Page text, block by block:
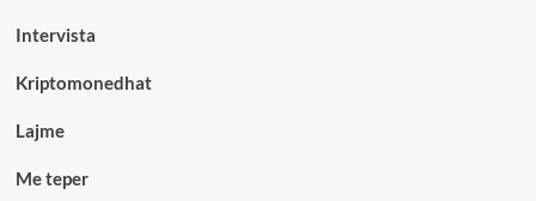
Intervista
Kriptomonedhat
Lajme
Me teper